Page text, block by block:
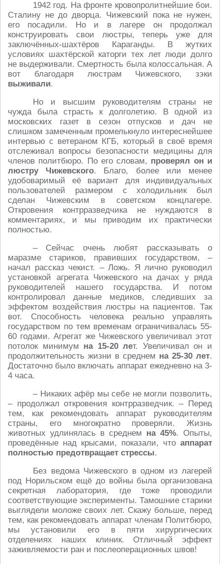
1942 год. На фронте кровопролитнейшие бои.
Сталину не до дворца. Чижевский пока не нужен,
его посадили. Но и в лагере он продолжал
конструировать свои люстры, теперь уже для
заключённых-шахтёров Караганды. В жутких
условиях шахтёрской каторги тех лет люди долго
не выдерживали. Смертность была колоссальная. А
вот благодаря люстрам Чижевского, зэки
выживали.
Но и высшим руководителям страны не
чужда была страсть к долголетию. В одной из
московских газет в сезон отпусков и дач не
слишком замеченным промелькнуло интереснейшее
интервью с ветераном КГБ, который в своё время
отслеживал вопросы безопасности медицины для
членов политбюро. По его словам, проверял он и
люстру Чижевского. Благо, более или менее
удобоваримый её вариант для индивидуальных
пользователей размером с холодильник был
сделан Чижевским в советском концлагере.
Откровения контрразведчика не нуждаются в
комментариях, и мы приводим их практически
полностью.
– Сейчас очень любят рассказывать о
маразме стариков, правивших государством, –
начал рассказ чекист. – Ложь. Я лично руководил
установкой агрегата Чижевского на дачах у ряда
руководителей нашего государства. И потом
контролировал данные медиков, следивших за
эффектом воздействия люстры на пациентов. Так
вот. Способность человека реально управлять
государством по тем временам ограничивалась 55-
60 годами. Агрегат же Чижевского увеличивал этот
потолок минимум на 15-20 лет. Увеличивал он и
продолжительность жизни в среднем на 25-30 лет.
Достаточно было включать аппарат ежедневно на 3-
4 часа.
– Никаких афёр мы себе не могли позволить,
– продолжал откровения контрразведчик. – Перед
тем, как рекомендовать аппарат руководителям
страны, его многократно проверяли. Жизнь
животных удлинялась в среднем на 45%. Опыты,
проведённые над крысами, показали, что аппарат
полностью предотвращает стрессы.
Без ведома Чижевского в одном из лагерей
под Норильском ещё до войны была организована
секретная лаборатория, где тоже проводили
соответствующие эксперименты. Тамошние старики
выглядели моложе своих лет. Скажу больше, перед
тем, как рекомендовать аппарат членам Политбюро,
мы установили его в пяти хирургических
отделениях наших клиник. Отличный эффект
заживляемости ран и послеоперационных швов!